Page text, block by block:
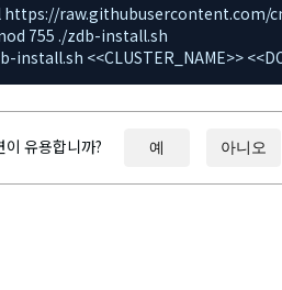
https://raw.githubusercontent.com/
755 ./zdb-install.sh
install.sh <<CLUSTER_NAME>>
이 유용합니까? 예 아니오